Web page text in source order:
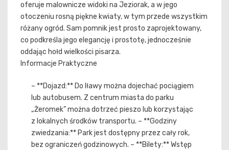
oferuje malownicze widoki na Jeziorak, a w jego
otoczeniu rosną piękne kwiaty, w tym przede wszystkim
różany ogród. Sam pomnik jest prosto zaprojektowany,
co podkreśla jego elegancję i prostotę, jednocześnie
oddając hołd wielkości pisarza.
Informacje Praktyczne
– **Dojazd:** Do Iławy można dojechać pociągiem
lub autobusem. Z centrum miasta do parku
„Żeromek” można dotrzeć pieszo lub korzystając
z lokalnych środków transportu. – **Godziny
zwiedzania:** Park jest dostępny przez cały rok,
bez ograniczeń godzinowych. – **Bilety:** Wstęp